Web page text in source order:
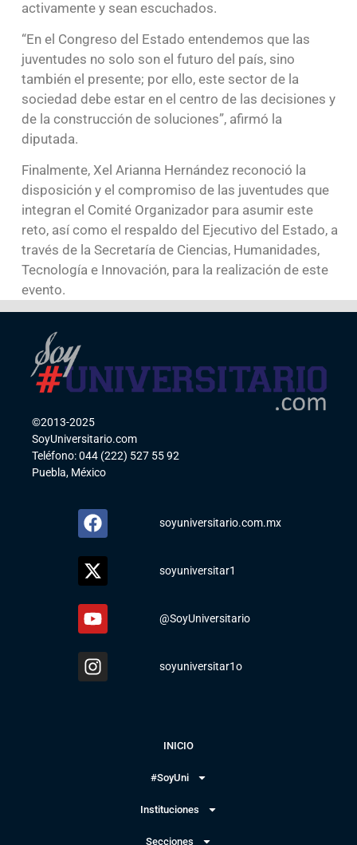
activamente y sean escuchados.
“En el Congreso del Estado entendemos que las
juventudes no solo son el futuro del país, sino
también el presente; por ello, este sector de la
sociedad debe estar en el centro de las decisiones y
de la construcción de soluciones”, afirmó la
diputada.
Finalmente, Xel Arianna Hernández reconoció la
disposición y el compromiso de las juventudes que
integran el Comité Organizador para asumir este
reto, así como el respaldo del Ejecutivo del Estado, a
través de la Secretaría de Ciencias, Humanidades,
Tecnología e Innovación, para la realización de este
evento.
©2013-2025
SoyUniversitario.com
Teléfono: 044 (222) 527 55 92
Puebla, México
soyuniversitario.com.mx
soyuniversitar1
@SoyUniversitario
soyuniversitar1o
INICIO
#SoyUni
Instituciones
Secciones